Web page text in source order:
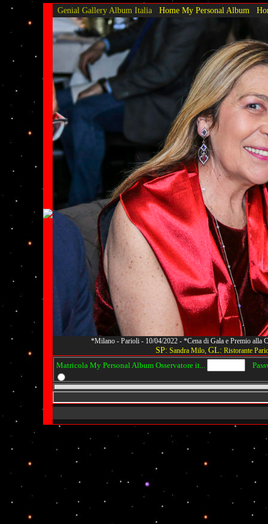
Genial Gallery Album Italia Home My Personal Album
*Milano - Parioli - 10/04/2022 - *Cena di Gala e Premio
SP: Sandra Milo, GL: Ristorante
Matricola My Personal Album Osservatore it...